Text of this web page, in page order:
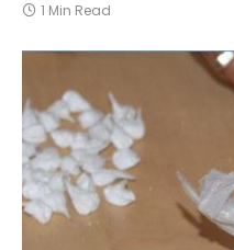
1 Min Read